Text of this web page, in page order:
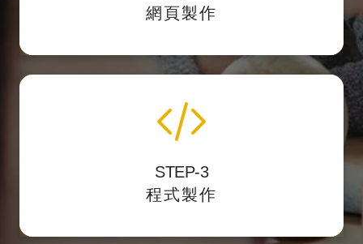
網頁製作
成網頁的格式。
STEP-3
程式製作
程式化與後台製作
我們開發後台力求精簡好用，讓客戶第一次使
用就上手。